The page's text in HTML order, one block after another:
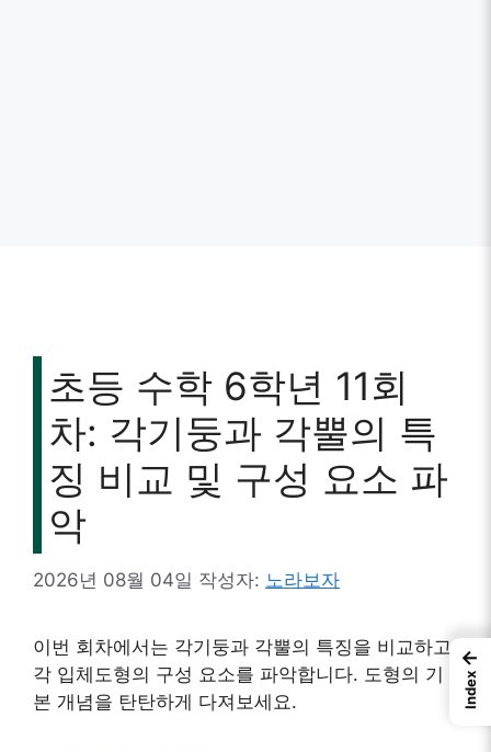
초등 수학 6학년 11회
차: 각기둥과 각뿔의 특
징 비교 및 구성 요소 파
악
2026년 08월 04일 작성자: 노라보자
이번 회차에서는 각기둥과 각뿔의 특징을 비교하고,
각 입체도형의 구성 요소를 파악합니다. 도형의 기
본 개념을 탄탄하게 다져보세요.
←
Index